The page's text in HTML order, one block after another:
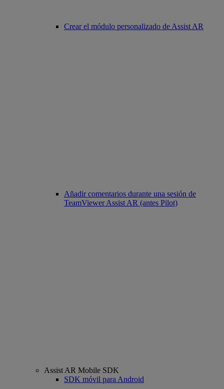
Crear el módulo personalizado de Assist AR
Añadir comentarios durante una sesión de
TeamViewer Assist AR (antes Pilot)
Assist AR Mobile SDK
SDK móvil para Android